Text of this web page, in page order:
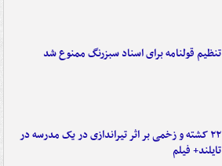
تنظیم قولنامه برای اسناد سبزرنگ ممنوع شد
۲۲ کشته و زخمی بر اثر تیراندازی در یک مدرسه در
تایلند+ فیلم